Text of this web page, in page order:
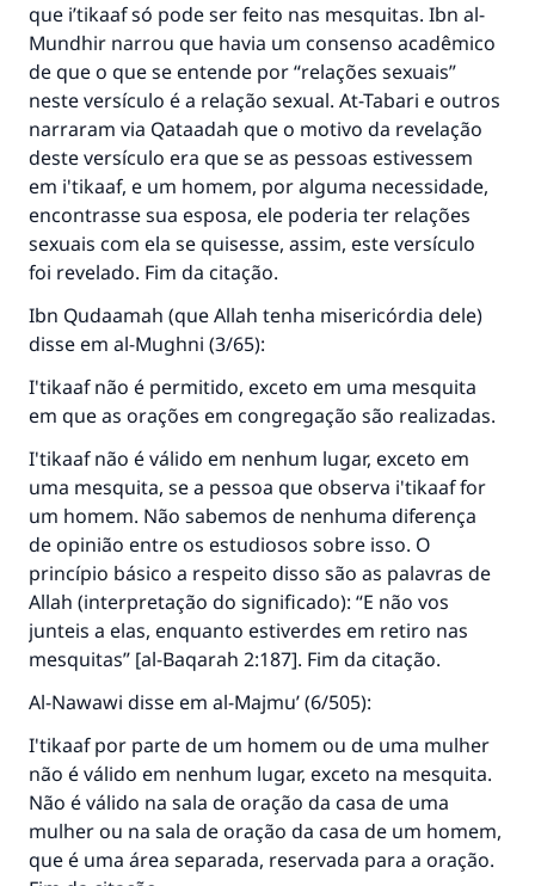
que i’tikaaf só pode ser feito nas mesquitas. Ibn al-
Mundhir narrou que havia um consenso acadêmico
de que o que se entende por “relações sexuais”
neste versículo é a relação sexual. At-Tabari e outros
narraram via Qataadah que o motivo da revelação
deste versículo era que se as pessoas estivessem
em i'tikaaf, e um homem, por alguma necessidade,
encontrasse sua esposa, ele poderia ter relações
sexuais com ela se quisesse, assim, este versículo
foi revelado. Fim da citação.
Ibn Qudaamah (que Allah tenha misericórdia dele)
disse em al-Mughni (3/65):
I'tikaaf não é permitido, exceto em uma mesquita
em que as orações em congregação são realizadas.
I'tikaaf não é válido em nenhum lugar, exceto em
uma mesquita, se a pessoa que observa i'tikaaf for
um homem. Não sabemos de nenhuma diferença
de opinião entre os estudiosos sobre isso. O
princípio básico a respeito disso são as palavras de
Allah (interpretação do significado): “E não vos
junteis a elas, enquanto estiverdes em retiro nas
mesquitas” [al-Baqarah 2:187]. Fim da citação.
Al-Nawawi disse em al-Majmu’ (6/505):
I'tikaaf por parte de um homem ou de uma mulher
não é válido em nenhum lugar, exceto na mesquita.
Não é válido na sala de oração da casa de uma
mulher ou na sala de oração da casa de um homem,
que é uma área separada, reservada para a oração.
A resposta n° 110845 salvou um
casamento.
Ajude-nos a responder à Ummah
O Profeta ﷺ disse,
"Quem quer que incentive outros a fazer o
que é bom receberá a mesma recompensa
que aqueles que o fazem."
(MUSLIM, 1893)
CONTRIBUIR